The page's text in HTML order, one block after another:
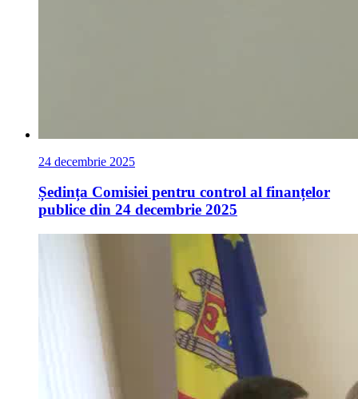
24 decembrie 2025
Ședința Comisiei pentru control al finanțelor
publice din 24 decembrie 2025